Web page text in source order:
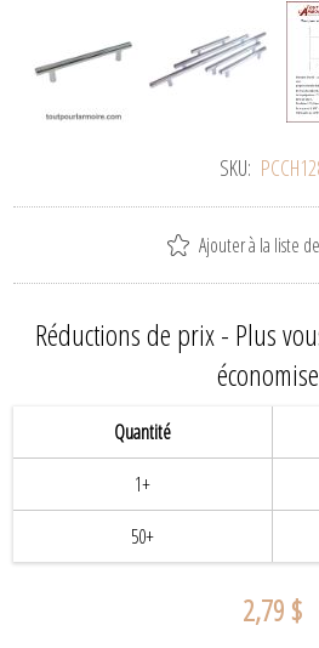
SKU:
Ajouter à la liste
Réductions de prix - Plus
Quantité
1+
50+
2,79 $